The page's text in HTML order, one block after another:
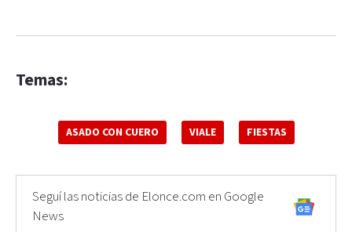
Temas:
ASADO CON CUERO VIALE FIESTAS
Seguí las noticias de Elonce.com en Google
News